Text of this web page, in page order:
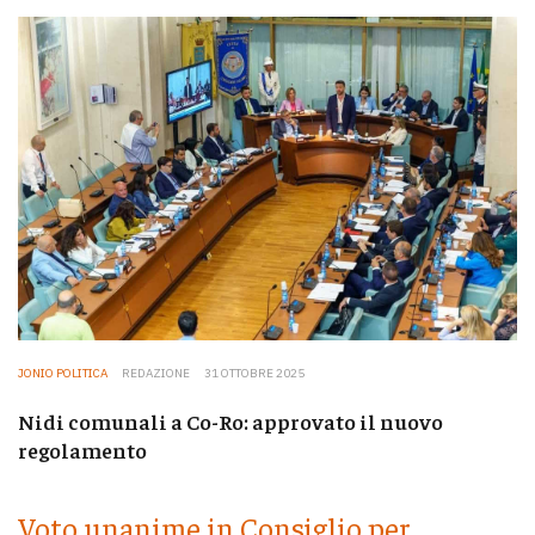
JONIO POLITICA REDAZIONE 31 OTTOBRE 2025
Nidi comunali a Co-Ro: approvato il nuovo
regolamento